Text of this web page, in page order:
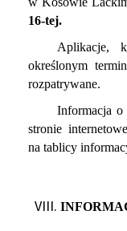
16-tej.
Aplikacje,
określonym
rozpatrywane.
Informacja o
stronie
na tablicy